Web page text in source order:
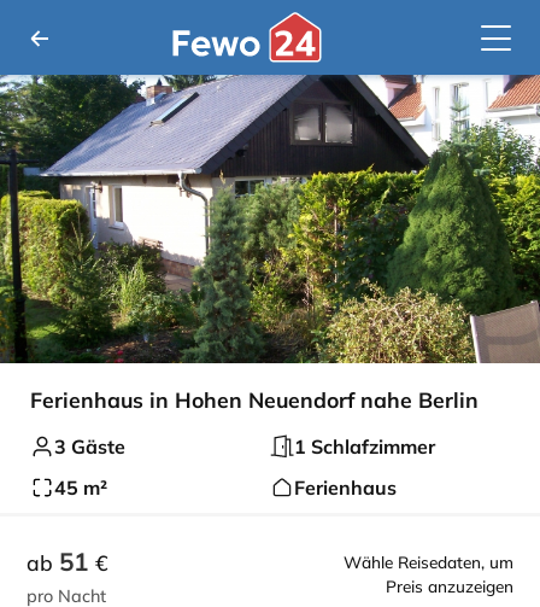
Ferienhaus in Hohen Neuendorf nahe Berlin
3 Gäste
1 Schlafzimmer
45 m²
Ferienhaus
Wähle Reisedaten, um
Preis anzuzeigen
ab 51 €
pro Nacht